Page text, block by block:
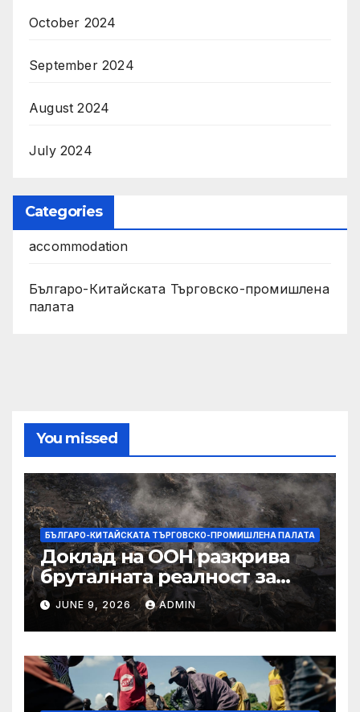
October 2024
September 2024
August 2024
July 2024
Categories
accommodation
Българо-Китайската Търговско-промишлена
палата
You missed
БЪЛГАРО-КИТАЙСКАТА ТЪРГОВСКО-ПРОМИШЛЕНА ПАЛАТА
Доклад на ООН разкрива
бруталната реалност за
палестинците в Газа,
Западния бряг
JUNE 9, 2026 ADMIN